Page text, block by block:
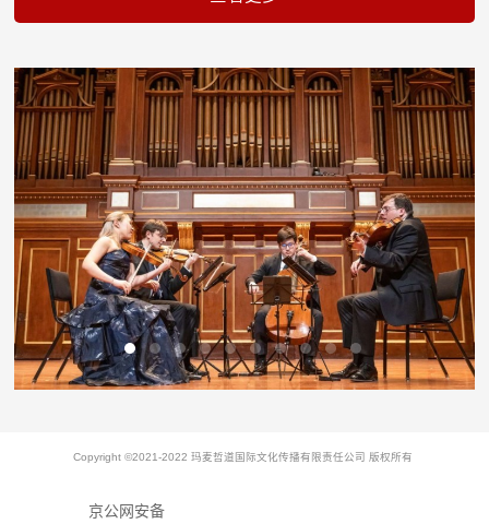
Copyright ©2021-2022 玛麦哲道国际文化传播有限责任公司 版权所有
京公网安备